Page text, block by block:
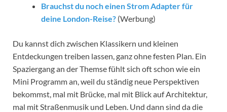
Brauchst du noch einen Strom Adapter für
deine London-Reise? (Werbung)
Du kannst dich zwischen Klassikern und kleinen
Entdeckungen treiben lassen, ganz ohne festen Plan. Ein
Spaziergang an der Themse fühlt sich oft schon wie ein
Mini Programm an, weil du ständig neue Perspektiven
bekommst, mal mit Brücke, mal mit Blick auf Architektur,
mal mit Straßenmusik und Leben. Und dann sind da die